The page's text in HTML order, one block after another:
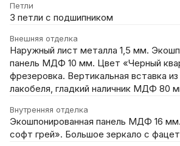
Петли
3 петли с подшипником
Внешняя отделка
Наружный лист металла 1,5 мм.
панель МДФ 10 мм. Цвет «Черный
фрезеровка. Вертикальная вставка из
лакобеля, гладкий наличник МДФ 80
Внутренняя отделка
Экошпонированная панель МДФ 16
софт грей». Большое зеркало с